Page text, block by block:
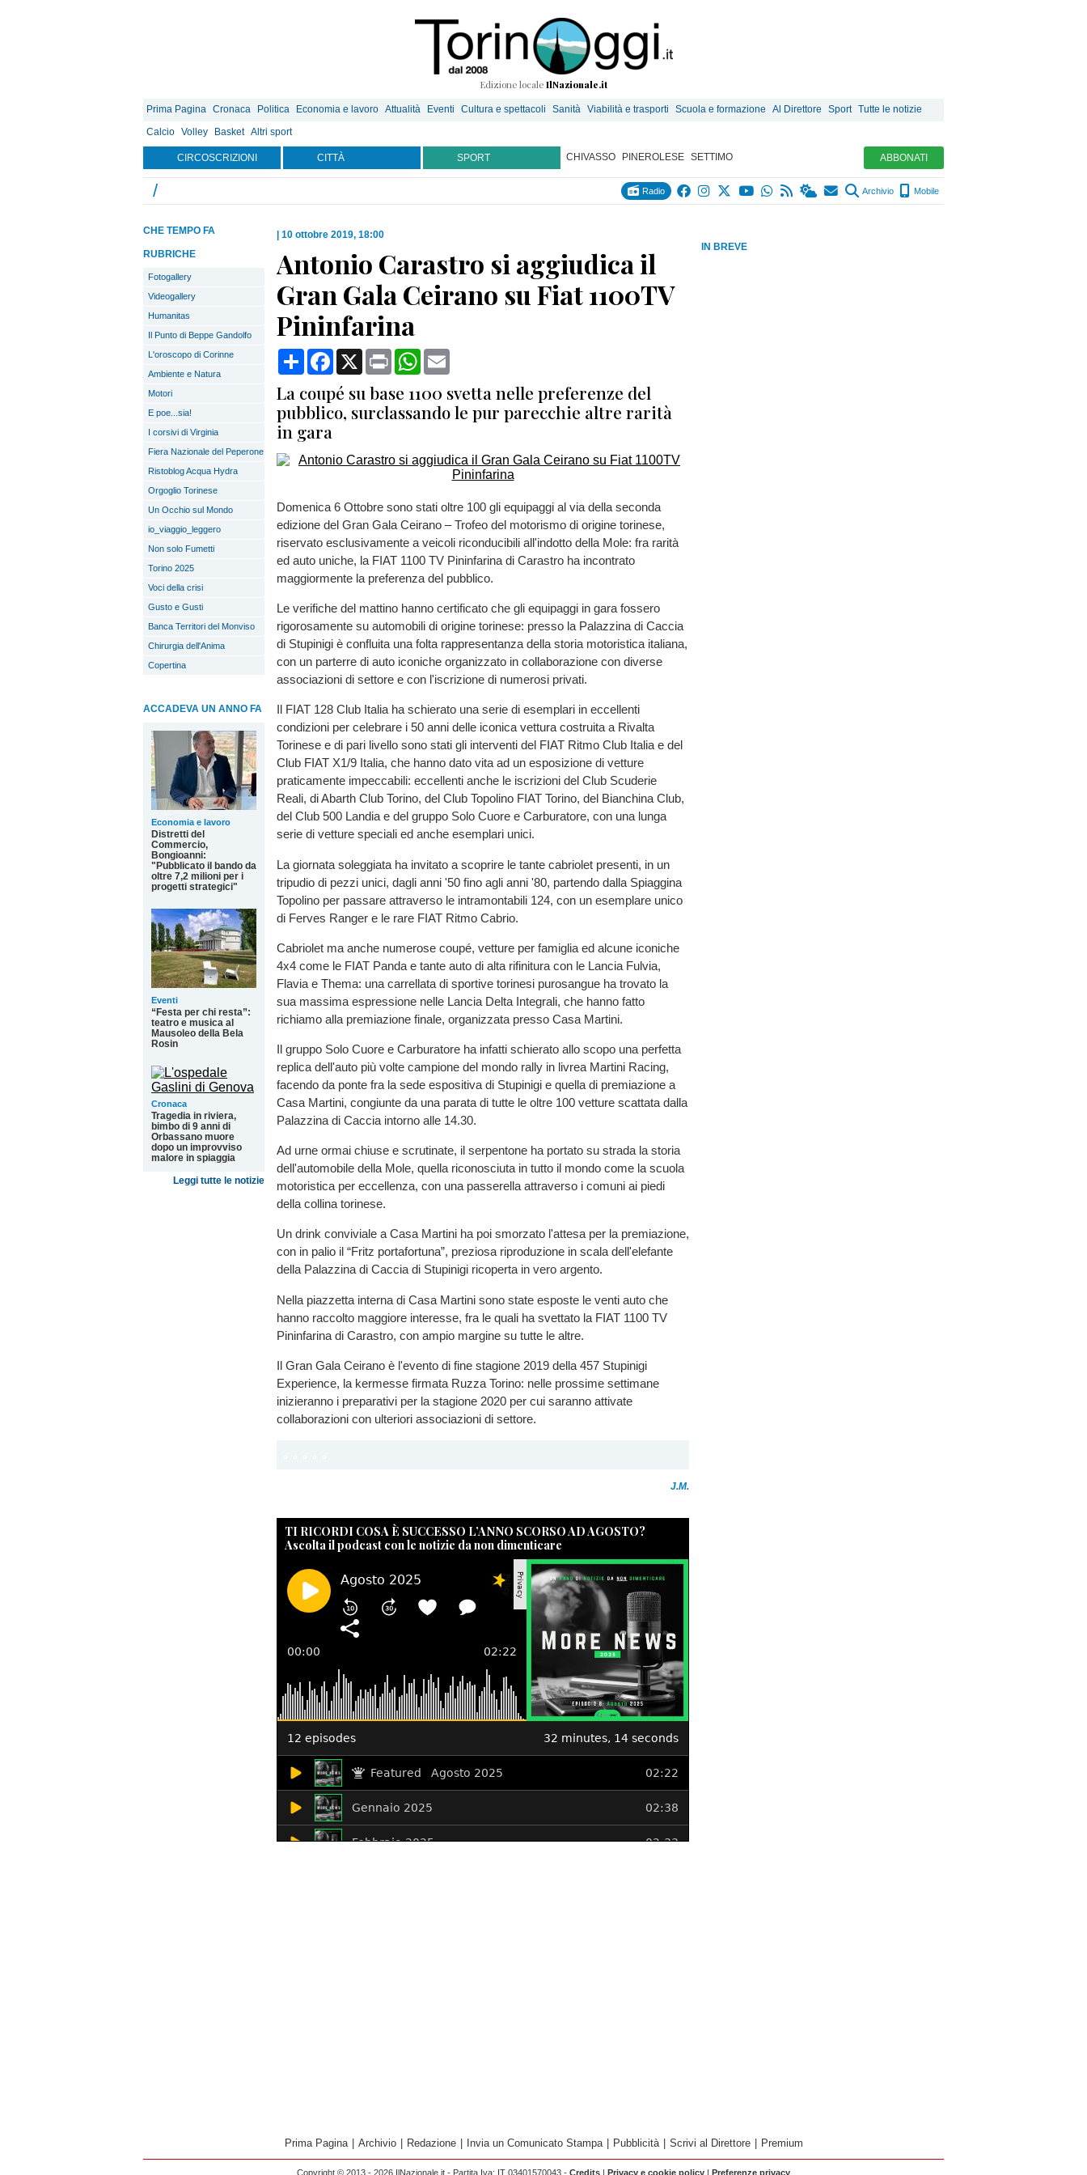
Edizione locale IlNazionale.it
Prima Pagina Cronaca Politica Economia e lavoro Attualità Eventi Cultura e spettacoli Sanità Viabilità e trasporti Scuola e formazione Al Direttore Sport Tutte le notizie
Calcio Volley Basket Altri sport
CIRCOSCRIZIONI CITTÀ SPORT CHIVASSO PINEROLESE SETTIMO ABBONATI
/ Radio Archivio Mobile
IN BREVE
CHE TEMPO FA
RUBRICHE
Fotogallery
Videogallery
Humanitas
Il Punto di Beppe Gandolfo
L'oroscopo di Corinne
Ambiente e Natura
Motori
E poe...sia!
I corsivi di Virginia
Fiera Nazionale del Peperone
Ristoblog Acqua Hydra
Orgoglio Torinese
Un Occhio sul Mondo
io_viaggio_leggero
Non solo Fumetti
Torino 2025
Voci della crisi
Gusto e Gusti
Banca Territori del Monviso
Chirurgia dell'Anima
Copertina
ACCADEVA UN ANNO FA
Economia e lavoro
Distretti del
Commercio,
Bongioanni:
"Pubblicato il bando da
oltre 7,2 milioni per i
progetti strategici"
Eventi
“Festa per chi resta”:
teatro e musica al
Mausoleo della Bela
Rosin
Cronaca
Tragedia in riviera,
bimbo di 9 anni di
Orbassano muore
dopo un improvviso
malore in spiaggia
Leggi tutte le notizie
10 ottobre 2019, 18:00
Antonio Carastro si aggiudica il
Gran Gala Ceirano su Fiat 1100TV
Pininfarina
CondividiFacebook
X Print WhatsApp
La coupé su base 1100 svetta nelle preferenze del
pubblico, surclassando le pur parecchie altre rarità
in gara
Domenica 6 Ottobre sono stati oltre 100 gli equipaggi al via della seconda
edizione del Gran Gala Ceirano – Trofeo del motorismo di origine torinese,
riservato esclusivamente a veicoli riconducibili all'indotto della Mole: fra rarità
ed auto uniche, la FIAT 1100 TV Pininfarina di Carastro ha incontrato
maggiormente la preferenza del pubblico.
Le verifiche del mattino hanno certificato che gli equipaggi in gara fossero
rigorosamente su automobili di origine torinese: presso la Palazzina di Caccia
di Stupinigi è confluita una folta rappresentanza della storia motoristica italiana,
con un parterre di auto iconiche organizzato in collaborazione con diverse
associazioni di settore e con l'iscrizione di numerosi privati.
Il FIAT 128 Club Italia ha schierato una serie di esemplari in eccellenti
condizioni per celebrare i 50 anni delle iconica vettura costruita a Rivalta
Torinese e di pari livello sono stati gli interventi del FIAT Ritmo Club Italia e del
Club FIAT X1/9 Italia, che hanno dato vita ad un esposizione di vetture
praticamente impeccabili: eccellenti anche le iscrizioni del Club Scuderie
Reali, di Abarth Club Torino, del Club Topolino FIAT Torino, del Bianchina Club,
del Club 500 Landia e del gruppo Solo Cuore e Carburatore, con una lunga
serie di vetture speciali ed anche esemplari unici.
La giornata soleggiata ha invitato a scoprire le tante cabriolet presenti, in un
tripudio di pezzi unici, dagli anni '50 fino agli anni '80, partendo dalla Spiaggina
Topolino per passare attraverso le intramontabili 124, con un esemplare unico
di Ferves Ranger e le rare FIAT Ritmo Cabrio.
Cabriolet ma anche numerose coupé, vetture per famiglia ed alcune iconiche
4x4 come le FIAT Panda e tante auto di alta rifinitura con le Lancia Fulvia,
Flavia e Thema: una carrellata di sportive torinesi purosangue ha trovato la
sua massima espressione nelle Lancia Delta Integrali, che hanno fatto
richiamo alla premiazione finale, organizzata presso Casa Martini.
Il gruppo Solo Cuore e Carburatore ha infatti schierato allo scopo una perfetta
replica dell'auto più volte campione del mondo rally in livrea Martini Racing,
facendo da ponte fra la sede espositiva di Stupinigi e quella di premiazione a
Casa Martini, congiunte da una parata di tutte le oltre 100 vetture scattata dalla
Palazzina di Caccia intorno alle 14.30.
Ad urne ormai chiuse e scrutinate, il serpentone ha portato su strada la storia
dell'automobile della Mole, quella riconosciuta in tutto il mondo come la scuola
motoristica per eccellenza, con una passerella attraverso i comuni ai piedi
della collina torinese.
Un drink conviviale a Casa Martini ha poi smorzato l'attesa per la premiazione,
con in palio il “Fritz portafortuna”, preziosa riproduzione in scala dell'elefante
della Palazzina di Caccia di Stupinigi ricoperta in vero argento.
Nella piazzetta interna di Casa Martini sono state esposte le venti auto che
hanno raccolto maggiore interesse, fra le quali ha svettato la FIAT 1100 TV
Pininfarina di Carastro, con ampio margine su tutte le altre.
Il Gran Gala Ceirano è l'evento di fine stagione 2019 della 457 Stupinigi
Experience, la kermesse firmata Ruzza Torino: nelle prossime settimane
inizieranno i preparativi per la stagione 2020 per cui saranno attivate
collaborazioni con ulteriori associazioni di settore.
J.M.
TI RICORDI COSA È SUCCESSO L’ANNO SCORSO AD AGOSTO?
Ascolta il podcast con le notizie da non dimenticare
Prima Pagina Archivio Redazione Invia un Comunicato Stampa Pubblicità Scrivi al Direttore Premium
Copyright © 2013 - 2026 IlNazionale.it - Partita Iva: IT 03401570043 - Credits | Privacy e cookie policy | Preferenze privacy